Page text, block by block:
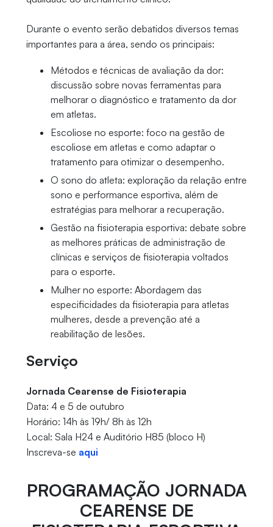
Durante o evento serão debatidos diversos temas
importantes para a área, sendo os principais:
Métodos e técnicas de avaliação da dor:
discussão sobre novas ferramentas para
melhorar o diagnóstico e tratamento da dor
em atletas.
Escoliose no esporte: foco na gestão de
escoliose em atletas e como adaptar o
tratamento para otimizar o desempenho.
O sono do atleta: exploração da relação entre
sono e performance esportiva, além de
estratégias para melhorar a recuperação.
Gestão na fisioterapia esportiva: debate sobre
as melhores práticas de administração de
clínicas e serviços de fisioterapia voltados
para o esporte.
Mulher no esporte: Abordagem das
especificidades da fisioterapia para atletas
mulheres, desde a prevenção até a
reabilitação de lesões.
Serviço
Jornada Cearense de Fisioterapia
Data: 4 e 5 de outubro
Horário: 14h às 19h/ 8h às 12h
Local: Sala H24 e Auditório H85 (bloco H)
Inscreva-se aqui
PROGRAMAÇÃO JORNADA
CEARENSE DE